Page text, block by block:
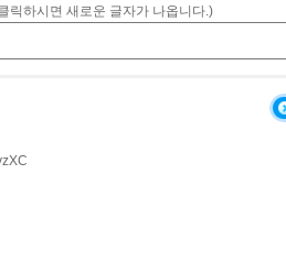
릭하시면 새로운 글자가 나옵니다.)